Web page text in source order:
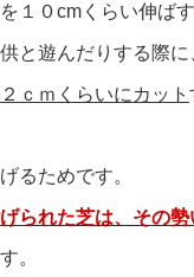
１０cmくらい伸ば
と遊んだりする際
２ｃｍくらいにカット
るためです。
げられた芝は、その
。